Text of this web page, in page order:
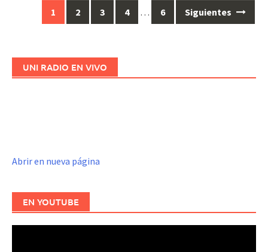
entradas
1 2 3 4 … 6 Siguientes
UNI RADIO EN VIVO
Abrir en nueva página
EN YOUTUBE